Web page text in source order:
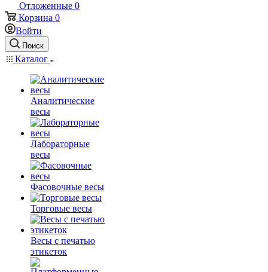
Отложенные 0
Корзина 0
Войти
Поиск
Каталог
Аналитические
весы
Лабораторные
весы
Фасовочные весы
Торговые весы
Весы с печатью
этикеток